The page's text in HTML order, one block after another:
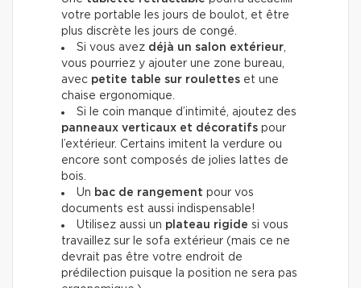
votre portable les jours de boulot, et être
plus discrète les jours de congé.
Si vous avez déjà un salon extérieur
vous pourriez y ajouter une zone bureau,
avec petite table sur roulettes et une
chaise ergonomique.
Si le coin manque d’intimité, ajoutez des
panneaux verticaux et décoratifs pour
l’extérieur. Certains imitent la verdure ou
encore sont composés de jolies lattes de
bois.
Un bac de rangement pour vos
documents est aussi indispensable!
Utilisez aussi un plateau rigide si vous
travaillez sur le sofa extérieur (mais ce ne
devrait pas être votre endroit de
prédilection puisque la position ne sera pas